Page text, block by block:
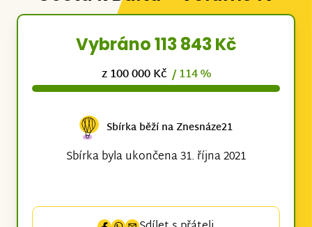
Vybráno 113 843 Kč
z 100 000 Kč / 114 %
Sbírka běží na Znesnáze21
Sbírka byla ukončena 31. října 2021